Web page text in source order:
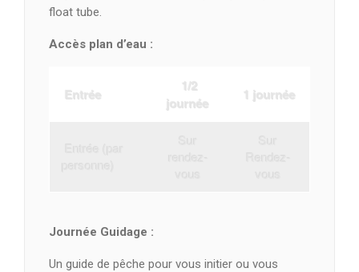
float tube.
Accès plan d’eau :
Entrée
1/2
journée
1 journée
Journée Guidage :
Un guide de pêche pour vous initier ou vous